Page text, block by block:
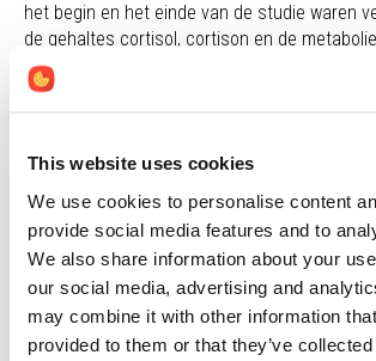
This website uses cookies
We use cookies to personalise content
provide social media features and to
We also share information about your
our social media, advertising and
may combine it with other information
provided to them or that they’ve
het begin en het einde van de studie waren
de gehaltes cortisol, cortison en de
gemeten. Uit de verhoudingen tussen de
glucocorticoïden en metabolieten kon
inactieve cortison in het biologisch actieve
versa. 11β-HSD type 1 komt voornamelijk
zowel cortisol-inactivator als cortison-
komt voornamelijk voor in de nier en is
als cortisol-inactivator.
Magnesium verbetert
Na een periode van 24 weken bleek de 24-